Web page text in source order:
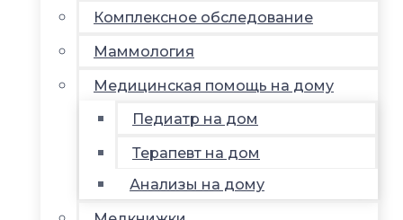
Комплексное обследование
Маммология
Медицинская помощь на дому
Педиатр на дом
Терапевт на дом
Анализы на дому